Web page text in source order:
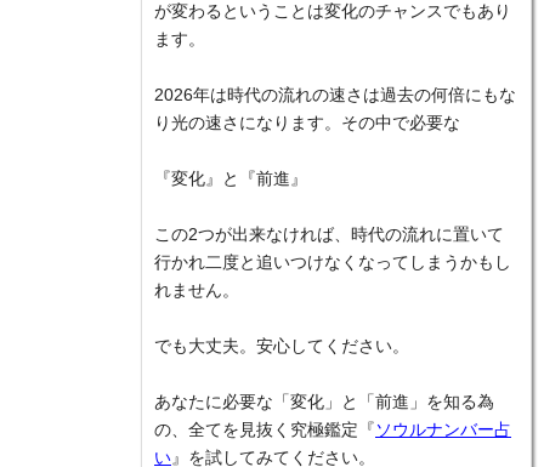
が変わるということは変化のチャンスでもあり
ます。
2026年は時代の流れの速さは過去の何倍にもな
り光の速さになります。その中で必要な
『変化』と『前進』
この2つが出来なければ、時代の流れに置いて
行かれ二度と追いつけなくなってしまうかもし
れません。
でも大丈夫。安心してください。
あなたに必要な「変化」と「前進」を知る為
の、全てを見抜く究極鑑定『 ソウルナンバー占
い 』を試してみてください。